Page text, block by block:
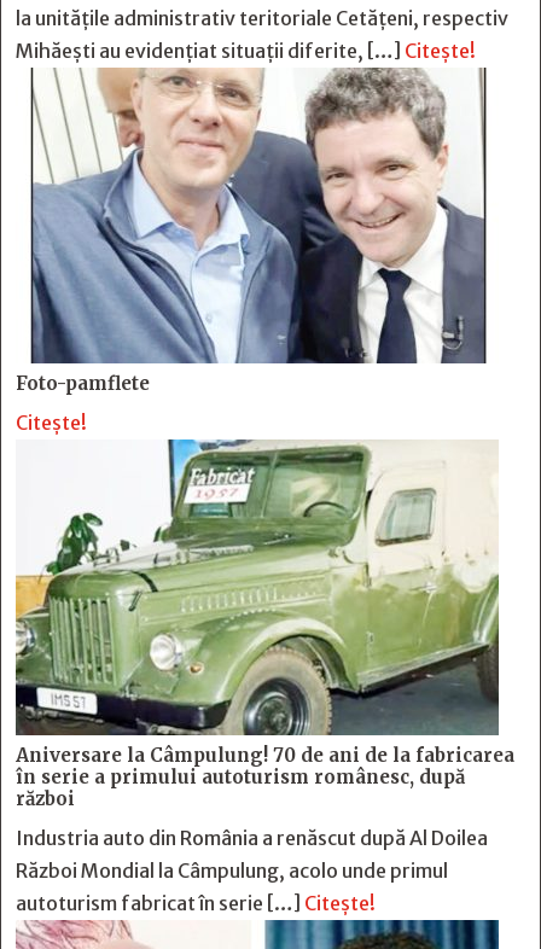
la unitățile administrativ teritoriale Cetățeni, respectiv
Mihăești au evidențiat situații diferite, […] Citește!
Foto-pamflete
Citește!
Aniversare la Câmpulung! 70 de ani de la fabricarea
în serie a primului autoturism românesc, după
război
Industria auto din România a renăscut după Al Doilea
Război Mondial la Câmpulung, acolo unde primul
autoturism fabricat în serie […] Citește!